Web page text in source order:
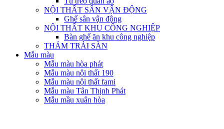
NỘI THẤT SÂN VẬN ĐỘNG
Ghế sân vận động
NỘI THẤT KHU CÔNG NGHIỆP
Bàn ghế ăn khu công nghiệp
THẢM TRẢI SÀN
Mẫu màu
Mẫu màu hòa phát
Mẫu màu nội thất 190
Mẫu màu nội thất fami
Mẫu màu Tân Thịnh Phát
Mẫu mầu xuân hòa